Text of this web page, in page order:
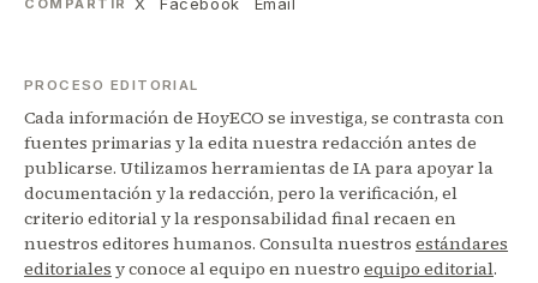
COMPARTIR X Facebook Email
PROCESO EDITORIAL
Cada información de HoyECO se investiga, se contrasta con
fuentes primarias y la edita nuestra redacción antes de
publicarse. Utilizamos herramientas de IA para apoyar la
documentación y la redacción, pero la verificación, el
criterio editorial y la responsabilidad final recaen en
nuestros editores humanos. Consulta nuestros estándares
editoriales y conoce al equipo en nuestro equipo editorial.